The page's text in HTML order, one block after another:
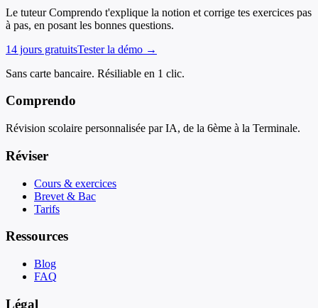
Le tuteur Comprendo t'explique la notion et corrige tes exercices pas
à pas, en posant les bonnes questions.
14 jours gratuitsTester la démo →
Sans carte bancaire. Résiliable en 1 clic.
Comprendo
Révision scolaire personnalisée par IA, de la 6ème à la Terminale.
Réviser
Cours & exercices
Brevet & Bac
Tarifs
Ressources
Blog
FAQ
Légal